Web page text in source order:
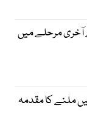
آخری مرحلے میں
ملنے کا مقدمہ